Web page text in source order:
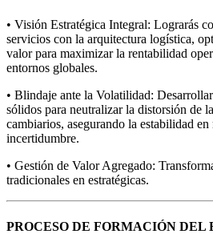
• Visión Estratégica Integral: Lograrás
servicios con la arquitectura logística,
valor para maximizar la rentabilidad
entornos globales.
• Blindaje ante la Volatilidad:
sólidos para neutralizar la distorsión de
cambiarios, asegurando la estabilidad en
incertidumbre.
• Gestión de Valor Agregado:
tradicionales en estratégicas.
PROCESO DE FORMACIÓN DEL